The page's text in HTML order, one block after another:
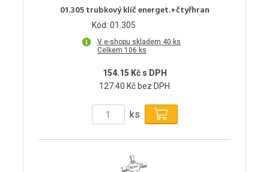
01.305 trubkový klíč energet.+čtyřhran
Kód: 01.305
V e-shopu skladem 40 ks
Celkem 106 ks
154.15 Kč s DPH
127.40 Kč bez DPH
ks